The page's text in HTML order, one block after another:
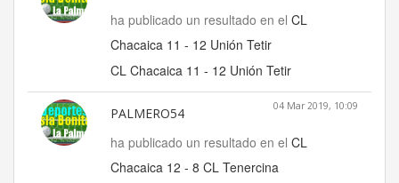
ha publicado un resultado en el CL
Chacaica 11 - 12 Unión Tetir
CL Chacaica 11 - 12 Unión Tetir
PALMERO54 04 Mar 2019, 10:09
ha publicado un resultado en el CL
Chacaica 12 - 8 CL Tenercina